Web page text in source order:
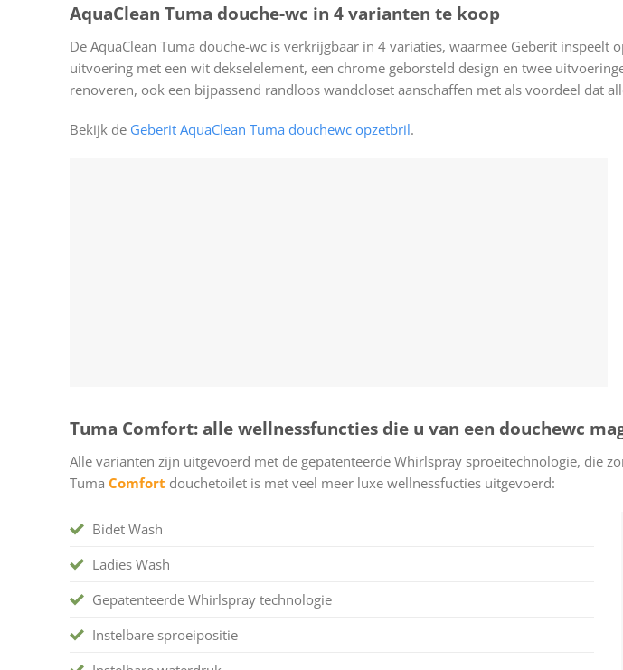
AquaClean Tuma douche-wc in 4 varianten te koop
De AquaClean Tuma douche-wc is verkrijgbaar in 4 variaties, waarmee Geberit
uitvoering met een wit dekselelement, een chrome geborsteld design en twee
renoveren, ook een bijpassend randloos wandcloset aanschaffen met als voordeel dat
Bekijk de Geberit AquaClean Tuma douchewc opzetbril.
Tuma Comfort: alle wellnessfuncties die u van een douchewc
Alle varianten zijn uitgevoerd met de gepatenteerde Whirlspray sproeitechnologie, die
Tuma Comfort douchetoilet is met veel meer luxe wellnessfucties uitgevoerd:
Bidet Wash
Ladies Wash
Gepatenteerde Whirlspray technologie
Instelbare sproeipositie